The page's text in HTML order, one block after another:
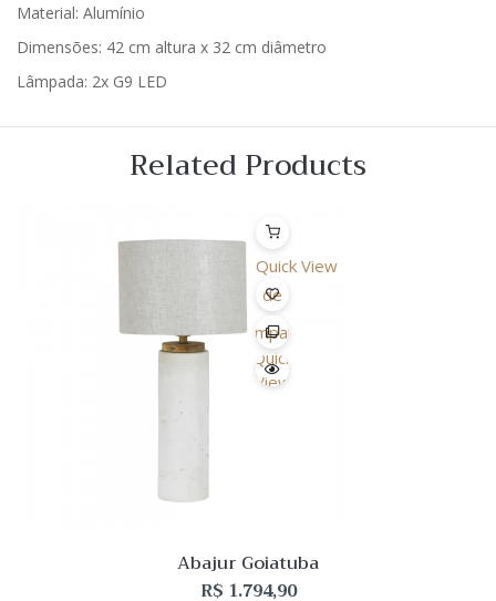
Material: Alumínio
Dimensões: 42 cm altura x 32 cm diâmetro
Lâmpada: 2x G9 LED
Related Products
Quick View
Lista
de
Desejo
Comparar
Quick
View
Abajur Goiatuba
R$ 1.794,90